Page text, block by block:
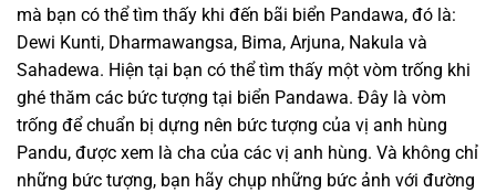
mà bạn có thể tìm thấy khi đến bãi biển Pandawa, đó là:
Dewi Kunti, Dharmawangsa, Bima, Arjuna, Nakula và
Sahadewa. Hiện tại bạn có thể tìm thấy một vòm trống khi
ghé thăm các bức tượng tại biển Pandawa. Đây là vòm
trống để chuẩn bị dựng nên bức tượng của vị anh hùng
Pandu, được xem là cha của các vị anh hùng. Và không chỉ
những bức tượng, bạn hãy chụp những bức ảnh với đường